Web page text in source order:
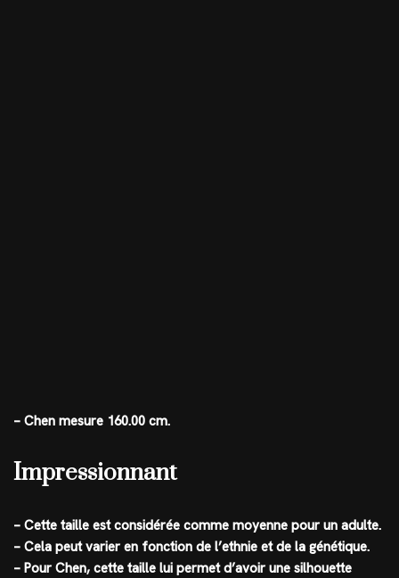
– Chen mesure 160.00 cm.
Impressionnant
– Cette taille est considérée comme moyenne pour un adulte.
– Cela peut varier en fonction de l’ethnie et de la génétique.
– Pour Chen, cette taille lui permet d’avoir une silhouette